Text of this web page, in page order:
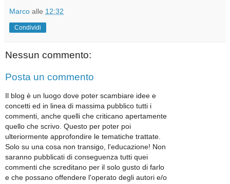
Marco alle 12:32
Condividi
Nessun commento:
Posta un commento
Il blog è un luogo dove poter scambiare idee e
concetti ed in linea di massima pubblico tutti i
commenti, anche quelli che criticano apertamente
quello che scrivo. Questo per poter poi
ulteriormente approfondire le tematiche trattate.
Solo su una cosa non transigo, l'educazione! Non
saranno pubblicati di conseguenza tutti quei
commenti che screditano per il solo gusto di farlo
e che possano offendere l'operato degli autori e/o